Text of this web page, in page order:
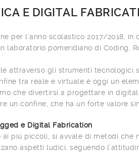
E DIGITAL
per l’anno scolastico 2017/2018, in
laboratorio pomeridiano di Coding,
attraverso gli strumenti tecnologici
tra reale e virtuale è oggi un
che divertirsi a progettare in
un confine, che ha un forte valore
e Digital Fabrication
più piccoli, si avvale di metodi che
aspetti ludici, seguendo